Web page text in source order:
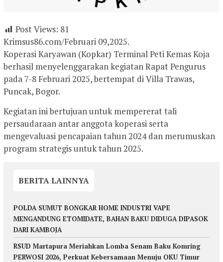
Post Views: 81
Krimsus86.com/Februari 09,2025.
Koperasi Karyawan (Kopkar) Terminal Peti Kemas Koja
berhasil menyelenggarakan kegiatan Rapat Pengurus
pada 7-8 Februari 2025, bertempat di Villa Trawas,
Puncak, Bogor.
Kegiatan ini bertujuan untuk mempererat tali
persaudaraan antar anggota koperasi serta
mengevaluasi pencapaian tahun 2024 dan merumuskan
program strategis untuk tahun 2025.
BERITA LAINNYA
POLDA SUMUT BONGKAR HOME INDUSTRI VAPE
MENGANDUNG ETOMIDATE, BAHAN BAKU DIDUGA DIPASOK
DARI KAMBOJA
RSUD Martapura Meriahkan Lomba Senam Baku Komring
PERWOSI 2026, Perkuat Kebersamaan Menuju OKU Timur